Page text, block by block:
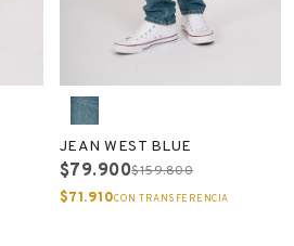
JEAN WEST BLUE
$79.900$159.800
$71.910CON TRANSFERENCIA